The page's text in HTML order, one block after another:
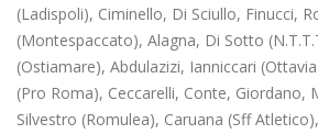
(Ladispoli), Ciminello, Di Sciullo, Finucci,
(Montespaccato), Alagna, Di Sotto
(Ostiamare), Abdulazizi, Ianniccari
(Pro Roma), Ceccarelli, Conte, Giordano,
Silvestro (Romulea), Caruana (Sff